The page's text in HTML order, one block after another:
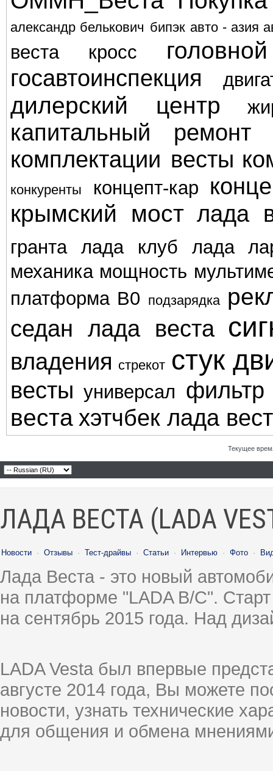
александр белькович бипэк авто - азия
веста кросс
госавтоинспекция
дилерский центр
капитальный ремонт
комплектации весты
конкуренты концепт-кар
крымский мост лада
гранта лада клуб
лада
механика мощность
платформа В0
подзарядка
седан лада веста
владения стрекот стук
весты универсал
веста хэтчбек лада
Текущее
ЛАДА ВЕСТА (LADA
Новости · Отзывы · Тест-драйвы · Статьи · Интервью · Фото ·
Лада Веста - это новый
на платформе "LADA B/C".
на сентябрь 2015 года. Над
LADA Vesta был впервые
августе 2014 года, Вы можете
новости, узнать технические
для общения и обмена